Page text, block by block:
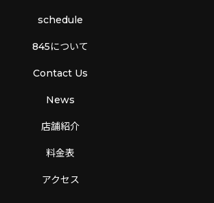
schedule
845について
Contact Us
News
店舗紹介
料金表
アクセス